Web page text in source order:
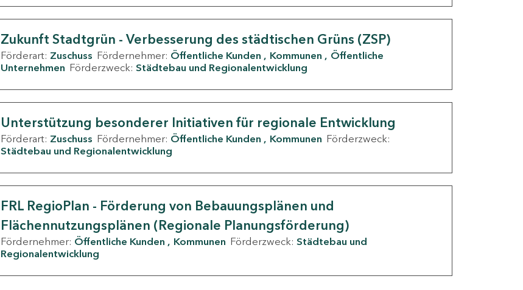
Zukunft Stadtgrün - Verbesserung des städtischen Grüns (ZSP)
Förderart: Zuschuss Fördernehmer: Öffentliche Kunden Kommunen
Öffentliche
Unternehmen Förderzweck: Städtebau und Regionalentwicklung
Unterstützung besonderer Initiativen für regionale Entwicklung
Förderart: Zuschuss Fördernehmer: Öffentliche Kunden Kommunen Förderzweck:
Städtebau und Regionalentwicklung
FRL RegioPlan - Förderung von Bebauungsplänen und
Flächennutzungsplänen (Regionale Planungsförderung)
Fördernehmer: Öffentliche Kunden Kommunen Förderzweck: Städtebau und
Regionalentwicklung